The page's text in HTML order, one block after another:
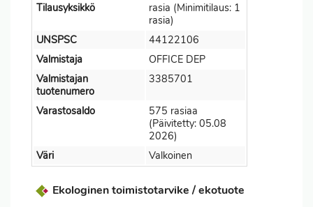
Tilausyksikkö
rasia (Minimitilaus: 1
rasia)
UNSPSC
44122106
Valmistaja
OFFICE DEP
Valmistajan
tuotenumero
3385701
Varastosaldo
575 rasiaa
(Päivitetty: 05.08
2026)
Väri
Valkoinen
Ekologinen toimistotarvike / ekotuote